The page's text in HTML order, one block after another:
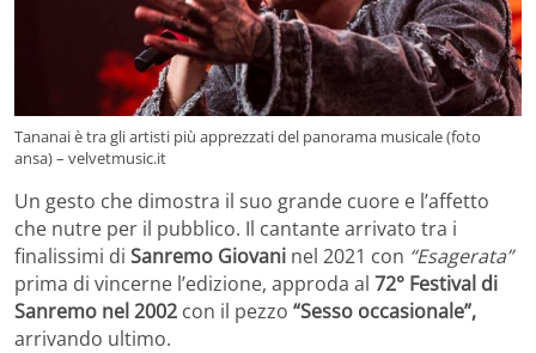
Tananai è tra gli artisti più apprezzati del panorama musicale (foto
ansa) – velvetmusic.it
Un gesto che dimostra il suo grande cuore e l’affetto
che nutre per il pubblico. Il cantante arrivato tra i
finalissimi di Sanremo Giovani nel 2021 con “Esagerata”
prima di vincerne l’edizione, approda al 72° Festival di
Sanremo nel 2002 con il pezzo “Sesso occasionale”,
arrivando ultimo.